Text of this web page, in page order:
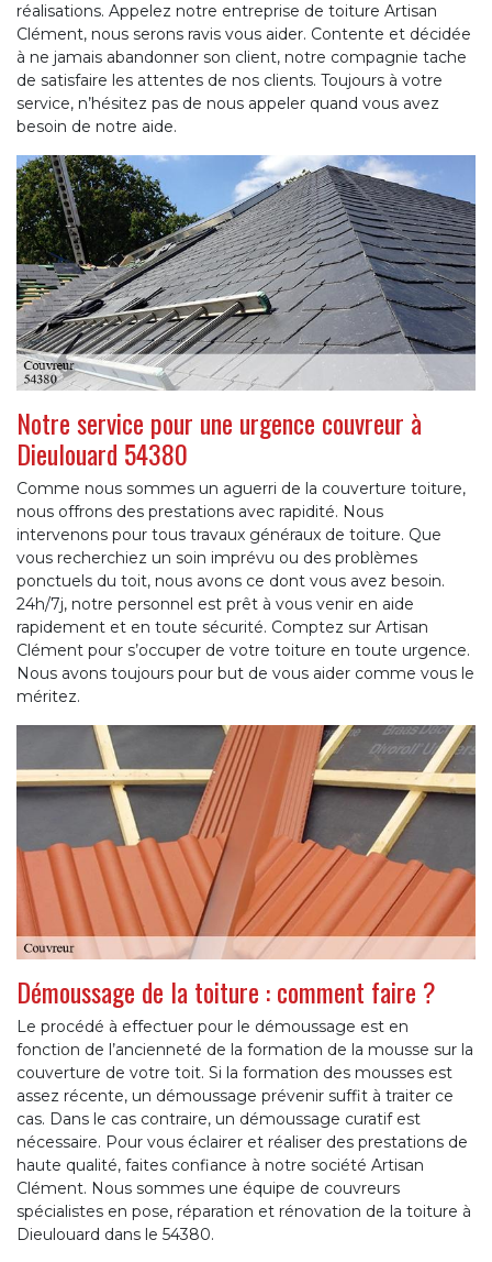
réalisations. Appelez notre entreprise de toiture Artisan
Clément, nous serons ravis vous aider. Contente et décidée
à ne jamais abandonner son client, notre compagnie tache
de satisfaire les attentes de nos clients. Toujours à votre
service, n’hésitez pas de nous appeler quand vous avez
besoin de notre aide.
Notre service pour une urgence couvreur à
Dieulouard 54380
Comme nous sommes un aguerri de la couverture toiture,
nous offrons des prestations avec rapidité. Nous
intervenons pour tous travaux généraux de toiture. Que
vous recherchiez un soin imprévu ou des problèmes
ponctuels du toit, nous avons ce dont vous avez besoin.
24h/7j, notre personnel est prêt à vous venir en aide
rapidement et en toute sécurité. Comptez sur Artisan
Clément pour s’occuper de votre toiture en toute urgence.
Nous avons toujours pour but de vous aider comme vous le
méritez.
Démoussage de la toiture : comment faire ?
Le procédé à effectuer pour le démoussage est en
fonction de l’ancienneté de la formation de la mousse sur la
couverture de votre toit. Si la formation des mousses est
assez récente, un démoussage prévenir suffit à traiter ce
cas. Dans le cas contraire, un démoussage curatif est
nécessaire. Pour vous éclairer et réaliser des prestations de
haute qualité, faites confiance à notre société Artisan
Clément. Nous sommes une équipe de couvreurs
spécialistes en pose, réparation et rénovation de la toiture à
Dieulouard dans le 54380.